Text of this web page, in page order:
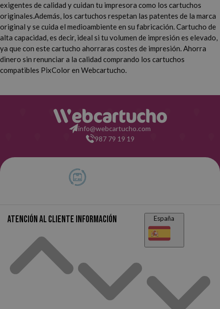
exigentes de calidad y cuidan tu impresora como los cartuchos
originales.Además, los cartuchos respetan las patentes de la marca
original y se cuida el medioambiente en su fabricación. Cartucho de
alta capacidad, es decir, ideal si tu volumen de impresión es elevado,
ya que con este cartucho ahorraras costes de impresión. Ahorra
dinero sin renunciar a la calidad comprando los cartuchos
compatibles PixColor en Webcartucho.
info@webcartucho.com
987 79 19 19
Atención al cliente Información España